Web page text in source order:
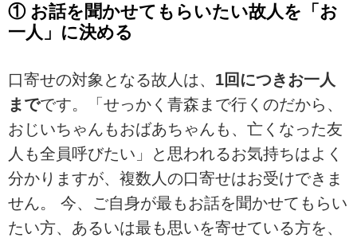
① お話を聞かせてもらいたい故人を「お
一人」に決める
口寄せの対象となる故人は、 1回につきお一人
までです。「せっかく青森まで行くのだから、
おじいちゃんもおばあちゃんも、亡くなった友
人も全員呼びたい」と思われるお気持ちはよく
分かりますが、複数人の口寄せはお受けできま
せん。 今、ご自身が最もお話を聞かせてもらい
たい方、あるいは最も思いを寄せている方を、